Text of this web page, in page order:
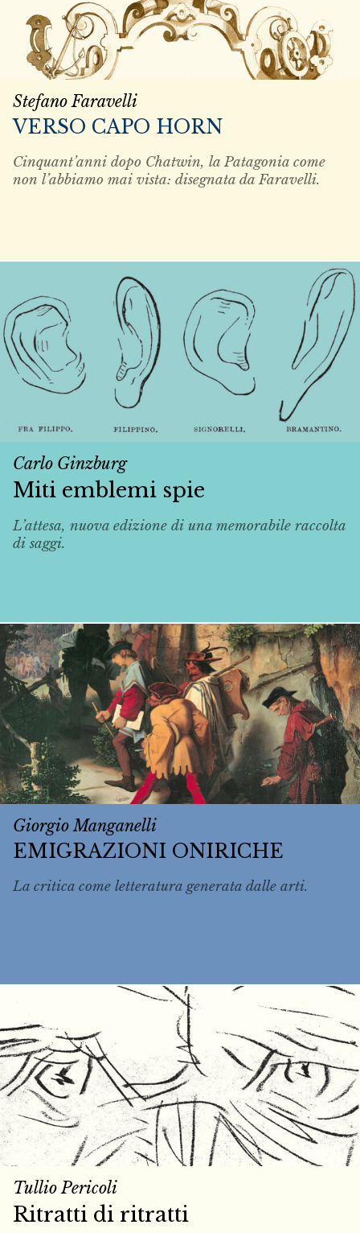
Stefano Faravelli
VERSO CAPO HORN
Cinquant’anni dopo Chatwin, la Patagonia come
non l’abbiamo mai vista: disegnata da Faravelli.
Carlo Ginzburg
Miti emblemi spie
L’attesa, nuova edizione di una memorabile raccolta
di saggi.
Giorgio Manganelli
EMIGRAZIONI ONIRICHE
La critica come letteratura generata dalle arti.
Tullio Pericoli
Ritratti di ritratti